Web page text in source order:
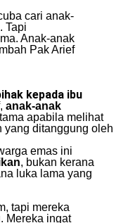
cari anak-
Tapi
Anak-anak
Pak Arief
kepada ibu
anak-anak
apabila melihat
yang ditanggung oleh
emas ini
, bukan kerana
luka lama yang
tapi mereka
Mereka ingat